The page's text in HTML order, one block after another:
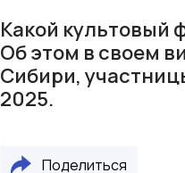
Какой культовый
Об этом в своем
Сибири,
2025.
Поделиться